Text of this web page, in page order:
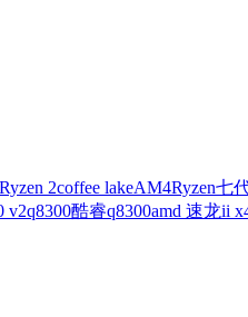
Ryzen 2coffee lakeAM4Ryzen七
v2q8300酷睿q8300amd 速龙ii